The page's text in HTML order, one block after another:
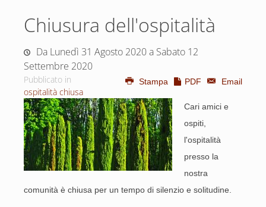
Chiusura dell'ospitalità
Da Lunedì 31 Agosto 2020 a Sabato 12
Settembre 2020
Pubblicato in
ospitalità chiusa
Stampa PDF Email
Cari amici e
ospiti,
l'ospitalità
presso la
nostra
comunità è chiusa per un tempo di silenzio e solitudine.